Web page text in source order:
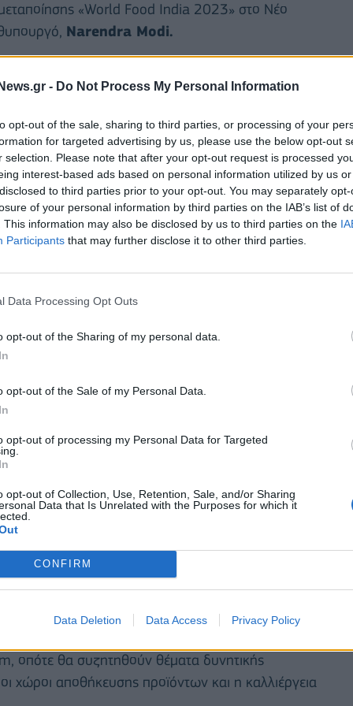
- Do Not Process My Personal Information
opt-out of the sale, sharing to third parties, or processing of your
for targeted advertising by us, please use the below opt-out
selection. Please note that after your opt-out request is processed
interest-based ads based on personal information utilized by us
to third parties prior to your opt-out. You may separately
of your personal information by third parties on the IAB’s list of
This information may also be disclosed by us to third parties on the
Participants that may further disclose it to other third parties.
Data Processing Opt Outs
opt-out of the Sharing of my personal data.
opt-out of the Sale of my Personal Data.
opt-out of processing my Personal Data for Targeted
opt-out of Collection, Use, Retention, Sale, and/or Sharing
Data that Is Unrelated with the Purposes for which it
CONFIRM
Data Deletion Data Access Privacy Policy
«World Food India 2023» στο Νέο
Narendra Modi.
τόσο για επενδύσεις, όσο και για ανάπτυξη
τροφίμων, σε κορυφαίες εταιρείες από όλο
Ανάπτυξης και Τροφίμων, Λευτέρη Αυγενάκη
συμφωνιών και συζητήσεων που έγιναν στην
Narendra Modi.
Ιχθυηρών, Κτηνοτροφίας και Γαλακτοκομίας,
το θέμα της ανάπτυξης συνεργασίας στον
αγελαδοτροφίας.
Εμπορίου,Piyush Goyal.Στο τραπέζι των
Κέντρου Ασφάλειας και Προέλευσης για την
Μέση Ανατολή. Σκοπός του Κέντρου θα είναι,
των ινδικών τροφίμων που εισάγονται
και με τον Υπουργό Επεξεργασίας Τροφίμων,
οπότε θα συζητηθούν θέματα δυνητικής
χώροι αποθήκευσης προϊόντων και η καλλιέργεια